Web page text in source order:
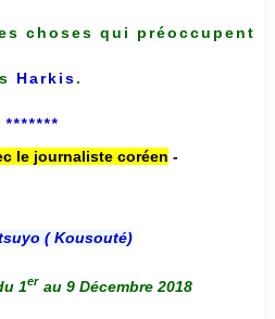
choses qui préoccupent
Harkis.
*******
le journaliste coréen -
( Kousouté)
1er au 9 Décembre 2018